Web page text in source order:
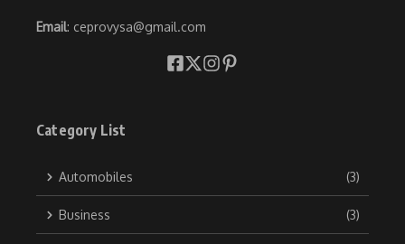
Email: ceprovysa@gmail.com
Category List
Automobiles (3)
Business (3)